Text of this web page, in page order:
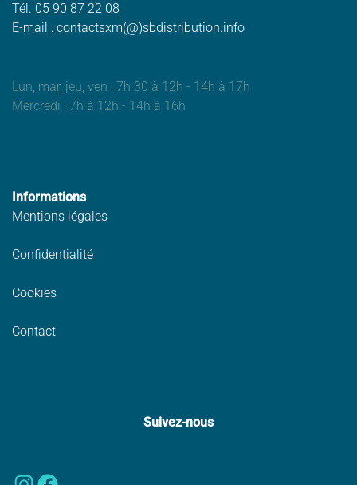
Tél. 05 90 87 22 08
E-mail : contactsxm(@)sbdistribution.info
Lun, mar, jeu, ven : 7h 30 à 12h - 14h à 17h
Mercredi : 7h à 12h - 14h à 16h
Informations
Mentions légales
Confidentialité
Cookies
Contact
Suivez-nous